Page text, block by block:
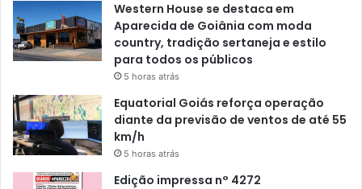
Western House se destaca em
Aparecida de Goiânia com moda
country, tradição sertaneja e estilo
para todos os públicos
5 horas atrás
Equatorial Goiás reforça operação
diante da previsão de ventos de até 55
km/h
5 horas atrás
Edição impressa n° 4272